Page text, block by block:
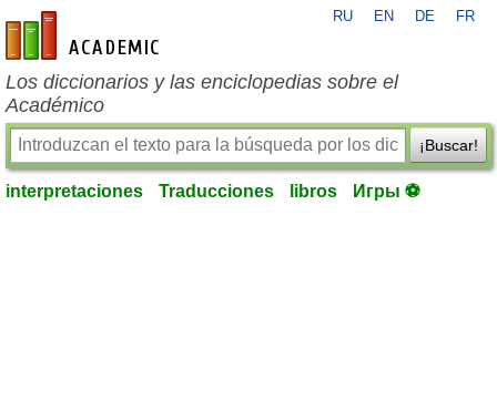
es-academic.com
RU EN DE FR
Los diccionarios y las enciclopedias sobre el
Académico
¡Buscar!
interpretaciones Traducciones libros Игры ⚽